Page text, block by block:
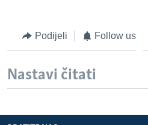
Podijeli Follow us
Nastavi čitati